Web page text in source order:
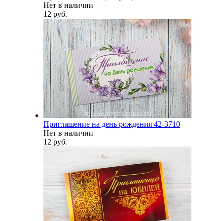
Нет в наличии
12 руб.
Приглашение на день рождения 42-3710
Нет в наличии
12 руб.